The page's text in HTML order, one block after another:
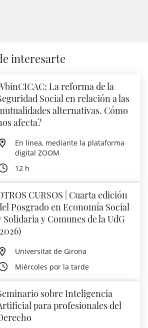
interesarte
La reforma de la
Social en relación a las
alternativas. Cómo
afecta?
En línea, mediante la plataforma
digital ZOOM
12 h
CURSOS | Cuarta edición
Posgrado en Economía Social
Solidaria y Comunes de la UdG
Universitat de Girona
Miércoles por la tarde
sobre Inteligencia
para profesionales del